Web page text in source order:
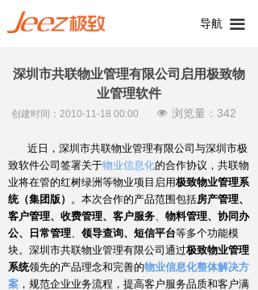
导航 끀
深圳市共联物业管理有限公司启用极致物
业管理软件
近日，深圳市共联物业管理有限公司与深圳市极
致软件公司签署关于物业信息化的合作协议，共联物
业将在管的红树绿洲等物业项目启用极致物业管理系
统（集团版） 。本次合作的产品范围包括房产管理、
客户管理、收费管理、客户服务、 物料管理、 协同办
公、
日常管理、 领导查询、短信平台等多个功能模
块。深圳市共联物业管理有限公司通过极致物业管理
系统领先的产品理念和完善的物业信息化整体解决方
案 ，规范企业业务流程，提高客户服务品质和客户满
创建时间： 2010-11-18 00:00 넶 浏览量： 342